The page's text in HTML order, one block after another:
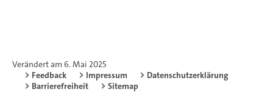
Verändert am 6. Mai 2025
Feedback
Impressum
Datenschutzerklärung
Barrierefreiheit
Sitemap